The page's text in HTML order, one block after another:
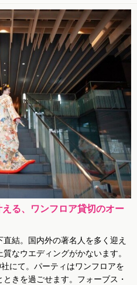
る、ワンフロア貸切のオー
結。国内外の著名人を多く迎え
なウエディングがかないます。
にて。パーティはワンフロアを
きを過ごせます。フォーブス・